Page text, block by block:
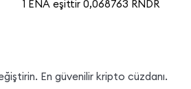
1 ENA eşittir 0,068763 RNDR
En güvenilir kripto cüzdanı.